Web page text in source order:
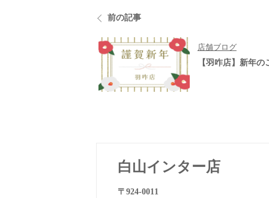
前の記事
店舗ブログ
【羽咋店】新年の
白山インター店
〒924-0011